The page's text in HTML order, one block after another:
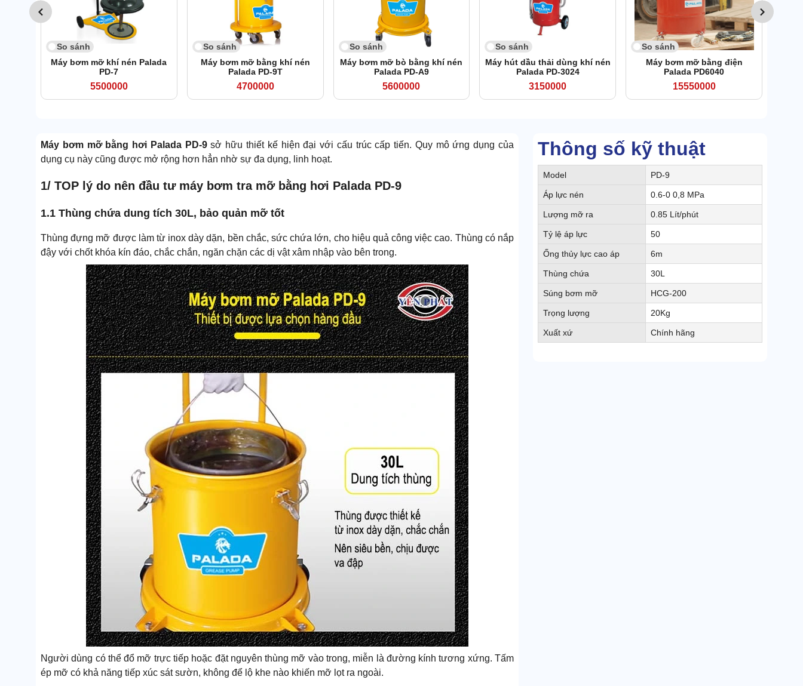
So sánh
Máy bơm mỡ khí nén Palada
PD-7
5500000
So sánh
Máy bơm mỡ bằng khí nén
Palada PD-9T
4700000
So sánh
Máy bơm mỡ bò bằng khí nén
Palada PD-A9
5600000
So sánh
Máy hút dầu thải dùng khí nén
Palada PD-3024
3150000
So sánh
Máy bơm mỡ bằng điện
Palada PD6040
15550000
Thông số kỹ thuật
Model PD-9
Áp lực nén 0.6-0 0,8 MPa
Lượng mỡ ra 0.85 Lít/phút
Tỷ lệ áp lực 50
Ống thủy lực cao áp 6m
Thùng chứa 30L
Súng bơm mỡ HCG-200
Trọng lượng 20Kg
Xuất xứ Chính hãng
Máy bơm mỡ bằng hơi Palada PD-9sở hữu thiết kế hiện đại với cấu trúc cấp tiến. Quy mô ứng dụng của
dụng cụ này cũng được mở rộng hơn hẳn nhờ sự đa dụng, linh hoạt.
1/ TOP lý do nên đầu tư máy bơm tra mỡ bằng hơi Palada PD-9
1.1 Thùng chứa dung tích 30L, bảo quản mỡ tốt
Thùng đựng mỡ được làm từ inox dày dặn, bền chắc, sức chứa lớn, cho hiệu quả công việc cao. Thùng có nắp
đậy với chốt khóa kín đáo, chắc chắn, ngăn chặn các dị vật xâm nhập vào bên trong.
Người dùng có thể đổ mỡ trực tiếp hoặc đặt nguyên thùng mỡ vào trong, miễn là đường kính tương xứng. Tấm
ép mỡ có khả năng tiếp xúc sát sườn, không để lộ khe nào khiến mỡ lọt ra ngoài.